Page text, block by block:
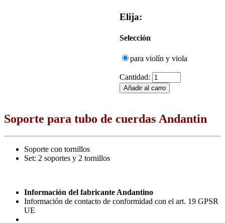
Elija:
Selección
para violín y viola
Cantidad:
Soporte para tubo de cuerdas Andantin
Soporte con tornillos
Set: 2 soportes y 2 tornillos
Información del fabricante Andantino
Información de contacto de conformidad con el art. 19 GPSR
UE